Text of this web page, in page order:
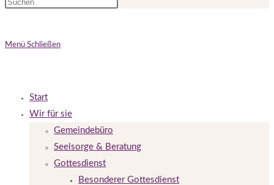
Menü Schließen
Start
Wir für sie
Gemeindebüro
Seelsorge & Beratung
Gottesdienst
Besonderer Gottesdienst